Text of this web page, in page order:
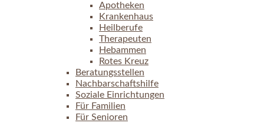
Apotheken
Krankenhaus
Heilberufe
Therapeuten
Hebammen
Rotes Kreuz
Beratungsstellen
Nachbarschaftshilfe
Soziale Einrichtungen
Für Familien
Für Senioren